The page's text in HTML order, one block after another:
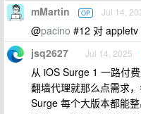
mMartin OP Jul 14,
@pacino #12 对 appletv
jsq2627 Jul 14, 2025
从 iOS Surge 1 一路付费
翻墙代理就那么点需求
Surge 每个大版本都能